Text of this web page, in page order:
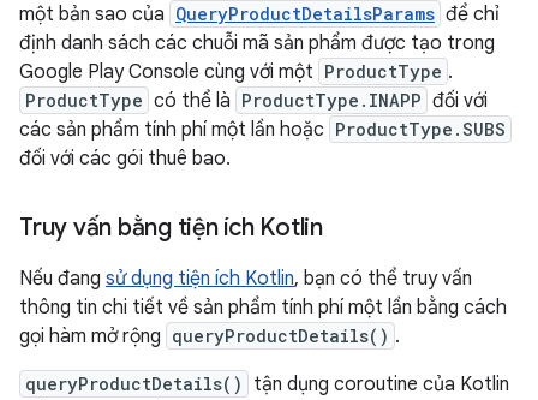
một bản sao của QueryProductDetailsParams để chỉ
định danh sách các chuỗi mã sản phẩm được tạo trong
Google Play Console cùng với một ProductType .
ProductType có thể là ProductType.INAPP đối với
các sản phẩm tính phí một lần hoặc ProductType.SUBS
đối với các gói thuê bao.
Truy vấn bằng tiện ích Kotlin
Nếu đang sử dụng tiện ích Kotlin, bạn có thể truy vấn
thông tin chi tiết về sản phẩm tính phí một lần bằng cách
gọi hàm mở rộng queryProductDetails() .
queryProductDetails()
tận dụng coroutine của Kotlin